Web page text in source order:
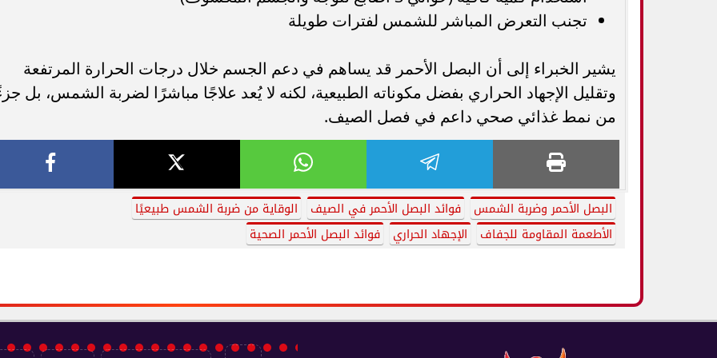
تجنب التعرض المباشر للشمس لفترات طويلة
يشير الخبراء إلى أن البصل الأحمر قد يساهم في دعم الجسم خلال درجات الحرارة المرتفعة
وتقليل الإجهاد الحراري بفضل مكوناته الطبيعية، لكنه لا يُعد علاجًا مباشرًا لضربة الشمس، بل
من نمط غذائي صحي داعم في فصل الصيف.
البصل الأحمر وضربة الشمس فوائد البصل الأحمر في الصيف
الوقاية من ضربة الشمس طبيعيًا
الأطعمة المقاومة للجفاف
الإجهاد الحراري فوائد البصل الأحمر الصحية